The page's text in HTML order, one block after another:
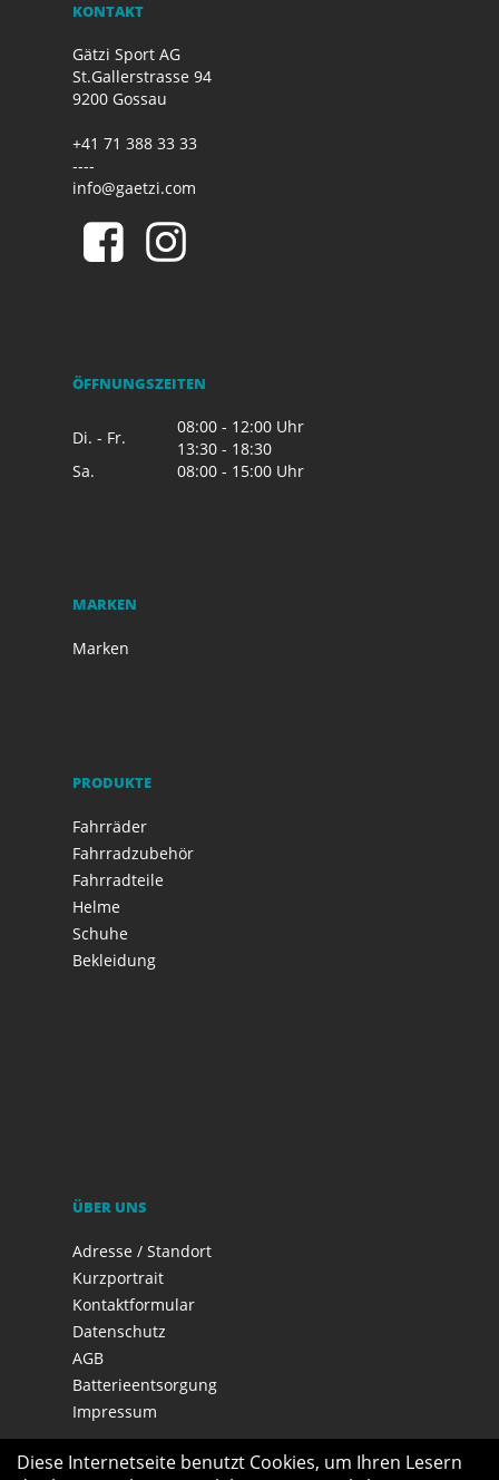
KONTAKT
Gätzi Sport AG
St.Gallerstrasse 94
9200 Gossau
+41 71 388 33 33
----
info@gaetzi.com
ÖFFNUNGSZEITEN
Di. - Fr.
08:00 - 12:00 Uhr
13:30 - 18:30
Sa.
08:00 - 15:00 Uhr
MARKEN
Marken
PRODUKTE
Fahrräder
Fahrradzubehör
Fahrradteile
Helme
Schuhe
Bekleidung
ÜBER UNS
Adresse / Standort
Kurzportrait
Kontaktformular
Datenschutz
AGB
Batterieentsorgung
Impressum
Diese Internetseite benutzt Cookies, um Ihren Lesern